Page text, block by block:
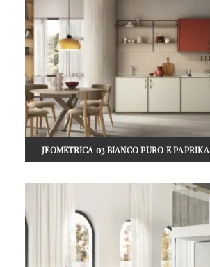
JEOMETRICA 03 BIANCO PURO E PAPRIKA